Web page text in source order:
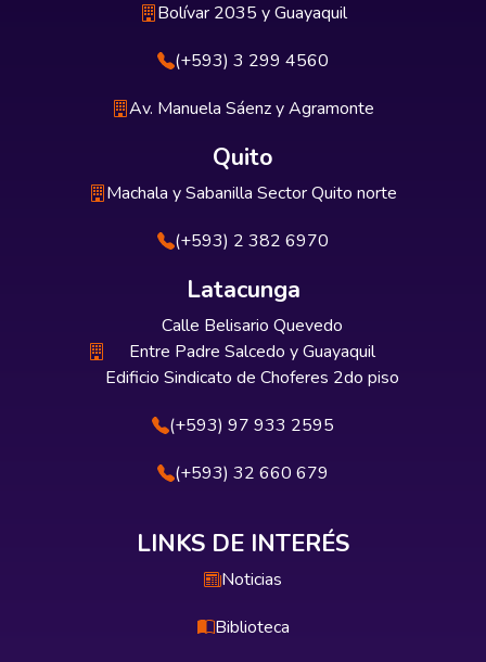
Bolívar 2035 y Guayaquil
(+593) 3 299 4560
Av. Manuela Sáenz y Agramonte
Quito
Machala y Sabanilla Sector Quito norte
(+593) 2 382 6970
Latacunga
Calle Belisario Quevedo
Entre Padre Salcedo y Guayaquil
Edificio Sindicato de Choferes 2do piso
(+593) 97 933 2595
(+593) 32 660 679
LINKS DE INTERÉS
Noticias
Biblioteca